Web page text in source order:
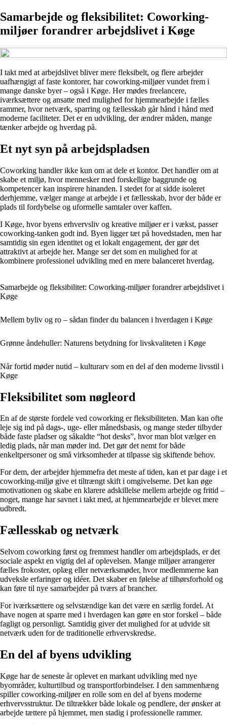
Samarbejde og fleksibilitet: Coworking-
miljøer forandrer arbejdslivet i Køge
I takt med at arbejdslivet bliver mere fleksibelt, og flere arbejder
uafhængigt af faste kontorer, har coworking-miljøer vundet frem i
mange danske byer – også i Køge. Her mødes freelancere,
iværksættere og ansatte med mulighed for hjemmearbejde i fælles
rammer, hvor netværk, sparring og fællesskab går hånd i hånd med
moderne faciliteter. Det er en udvikling, der ændrer måden, mange
tænker arbejde og hverdag på.
Et nyt syn på arbejdspladsen
Coworking handler ikke kun om at dele et kontor. Det handler om at
skabe et miljø, hvor mennesker med forskellige baggrunde og
kompetencer kan inspirere hinanden. I stedet for at sidde isoleret
derhjemme, vælger mange at arbejde i et fællesskab, hvor der både er
plads til fordybelse og uformelle samtaler over kaffen.
I Køge, hvor byens erhvervsliv og kreative miljøer er i vækst, passer
coworking-tanken godt ind. Byen ligger tæt på hovedstaden, men har
samtidig sin egen identitet og et lokalt engagement, der gør det
attraktivt at arbejde her. Mange ser det som en mulighed for at
kombinere professionel udvikling med en mere balanceret hverdag.
Samarbejde og fleksibilitet: Coworking-miljøer forandrer arbejdslivet i
Køge
Mellem byliv og ro – sådan finder du balancen i hverdagen i Køge
Grønne åndehuller: Naturens betydning for livskvaliteten i Køge
Når fortid møder nutid – kulturarv som en del af den moderne livsstil i
Køge
Fleksibilitet som nøgleord
En af de største fordele ved coworking er fleksibiliteten. Man kan ofte
leje sig ind på dags-, uge- eller månedsbasis, og mange steder tilbyder
både faste pladser og såkaldte “hot desks”, hvor man blot vælger en
ledig plads, når man møder ind. Det gør det nemt for både
enkeltpersoner og små virksomheder at tilpasse sig skiftende behov.
For dem, der arbejder hjemmefra det meste af tiden, kan et par dage i et
coworking-miljø give et tiltrængt skift i omgivelserne. Det kan øge
motivationen og skabe en klarere adskillelse mellem arbejde og fritid –
noget, mange har savnet i takt med, at hjemmearbejde er blevet mere
udbredt.
Fællesskab og netværk
Selvom coworking først og fremmest handler om arbejdsplads, er det
sociale aspekt en vigtig del af oplevelsen. Mange miljøer arrangerer
fælles frokoster, oplæg eller netværksmøder, hvor medlemmerne kan
udveksle erfaringer og idéer. Det skaber en følelse af tilhørsforhold og
kan føre til nye samarbejder på tværs af brancher.
For iværksættere og selvstændige kan det være en særlig fordel. At
have nogen at sparre med i hverdagen kan gøre en stor forskel – både
fagligt og personligt. Samtidig giver det mulighed for at udvide sit
netværk uden for de traditionelle erhvervskredse.
En del af byens udvikling
Køge har de seneste år oplevet en markant udvikling med nye
byområder, kulturtilbud og transportforbindelser. I den sammenhæng
spiller coworking-miljøer en rolle som en del af byens moderne
erhvervsstruktur. De tiltrækker både lokale og pendlere, der ønsker at
arbejde tættere på hjemmet, men stadig i professionelle rammer.